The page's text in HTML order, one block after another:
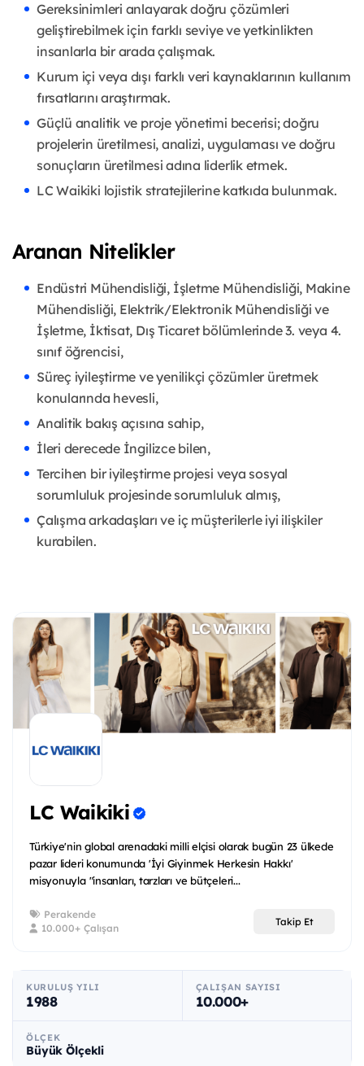
Gereksinimleri anlayarak doğru çözümleri
geliştirebilmek için farklı seviyeve yetkinlikten
insanlarla bir arada çalışmak.
Kurum içi veya dışı farklı veri kaynaklarının kullanım
fırsatlarınıaraştırmak.
Güçlü analitik ve proje yönetimi becerisi; doğru
projelerin üretilmesi, analizi, uygulaması ve doğru
sonuçların üretilmesi adına liderlik etmek.
LC Waikiki lojistik stratejilerine katkıda bulunmak.
Aranan Nitelikler
Endüstri Mühendisliği, İşletme Mühendisliği, Makine
Mühendisliği, Elektrik/Elektronik Mühendisliği ve
İşletme, İktisat, Dış Ticaret bölümlerinde 3. veya 4.
sınıf öğrencisi,
Süreç iyileştirme ve yenilikçiçözümler üretmek
konularında hevesli,
Analitik bakış açısına sahip,
İleri derecede İngilizce bilen,
Tercihen bir iyileştirme projesi veya sosyal
sorumluluk projesinde sorumluluk almış,
Çalışma arkadaşları ve iç müşterilerle iyi ilişkiler
kurabilen.
LC Waikiki
Türkiye'nin global arenadaki milli elçisi olarak bugün 23 ülkede
pazar lideri konumunda 'İyi Giyinmek Herkesin Hakkı'
misyonuyla "insanları, tarzları ve bütçeleri...
Perakende
10.000+ Çalışan
Takip Et
KURULUŞ YILI
1988
ÇALIŞAN SAYISI
10.000+
ÖLÇEK
Büyük Ölçekli